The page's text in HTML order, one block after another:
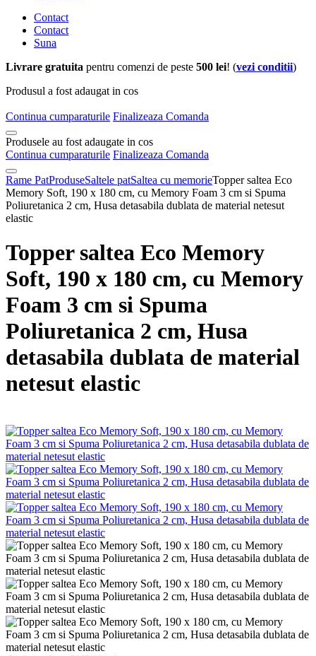
Contact
Contact
Suna
Livrare gratuita pentru comenzi de peste 500 lei! (vezi conditii)
Produsul a fost adaugat in cos
Continua cumparaturile Finalizeaza Comanda
Produsele au fost adaugate in cos
Continua cumparaturile Finalizeaza Comanda
Rame PatProduseSaltele patSaltea cu memorieTopper saltea Eco
Memory Soft, 190 x 180 cm, cu Memory Foam 3 cm si Spuma
Poliuretanica 2 cm, Husa detasabila dublata de material netesut
elastic
Topper saltea Eco Memory
Soft, 190 x 180 cm, cu Memory
Foam 3 cm si Spuma
Poliuretanica 2 cm, Husa
detasabila dublata de material
netesut elastic